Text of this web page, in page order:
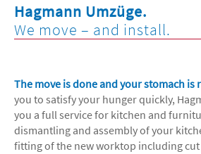
Hagmann Umzüge.
We move – and install.
The move is done and your stomach is
you to satisfy your hunger quickly,
you a full service for kitchen and
dismantling and assembly of your
fitting of the new worktop including cut